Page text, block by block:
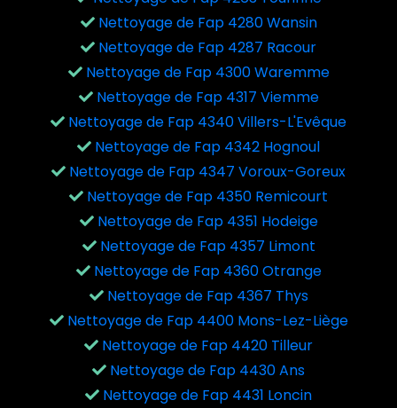
Nettoyage de Fap 4280 Wansin
Nettoyage de Fap 4287 Racour
Nettoyage de Fap 4300 Waremme
Nettoyage de Fap 4317 Viemme
Nettoyage de Fap 4340 Villers-L'Evêque
Nettoyage de Fap 4342 Hognoul
Nettoyage de Fap 4347 Voroux-Goreux
Nettoyage de Fap 4350 Remicourt
Nettoyage de Fap 4351 Hodeige
Nettoyage de Fap 4357 Limont
Nettoyage de Fap 4360 Otrange
Nettoyage de Fap 4367 Thys
Nettoyage de Fap 4400 Mons-Lez-Liège
Nettoyage de Fap 4420 Tilleur
Nettoyage de Fap 4430 Ans
Nettoyage de Fap 4431 Loncin